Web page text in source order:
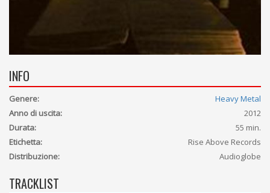
INFO
Genere:
Heavy Metal
Anno di uscita:
2012
Durata:
55 min.
Etichetta:
Rise Above Records
Distribuzione:
Audioglobe
TRACKLIST